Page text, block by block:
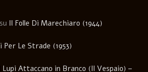
su Il Folle Di Marechiaro (1944)
Per Le Strade (1953)
Lupi Attaccano in Branco (Il Vespaio) –